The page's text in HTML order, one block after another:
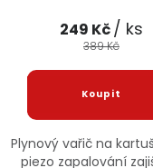
249 Kč/ ks
389 Kč
Plynový vařič na
piezo zapalování